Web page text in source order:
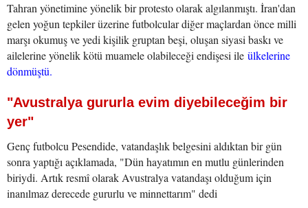
Tahran yönetimine yönelik bir protesto olarak algılanmıştı. İran'dan
gelen yoğun tepkiler üzerine futbolcular diğer maçlardan önce milli
marşı okumuş ve yedi kişilik gruptan beşi, oluşan siyasi baskı ve
ailelerine yönelik kötü muamele olabileceği endişesi ile ülkelerine
dönmüştü.
"Avustralya gururla evim diyebileceğim bir
yer"
Genç futbolcu Pesendide, vatandaşlık belgesini aldıktan bir gün
sonra yaptığı açıklamada, "Dün hayatımın en mutlu günlerinden
biriydi. Artık resmî olarak Avustralya vatandaşı olduğum için
inanılmaz derecede gururlu ve minnettarım" dedi